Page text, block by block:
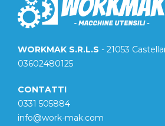
WORKMAK S.R.L.S - 21053
03602480125
CONTATTI
0331 505884
info@work-mak.com